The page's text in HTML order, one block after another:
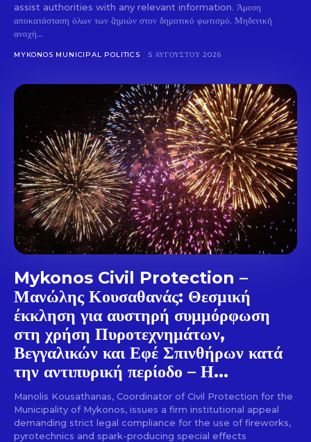
assist authorities with any relevant information. Άμεση
αποκατάσταση όλων των ζημιών στον δημοτικό φωτισμό. Μηδενική
ανοχή...
MYKONOS MUNICIPAL POLITICS 5 ΑΥΓΟΎΣΤΟΥ 2026
Mykonos Civil Protection –
Μανώλης Κουσαθανάς: Θεσμική
έκκληση για αυστηρή συμμόρφωση
στη χρήση Πυροτεχνημάτων,
Βεγγαλικών και Εφέ Σπινθήρων κατά
την αντιπυρική περίοδο – Η...
Manolis Kousathanas, Coordinator of Civil Protection for the
Municipality of Mykonos, issues a firm institutional appeal
demanding strict legal compliance for the use of fireworks,
pyrotechnics and spark-producing special effects